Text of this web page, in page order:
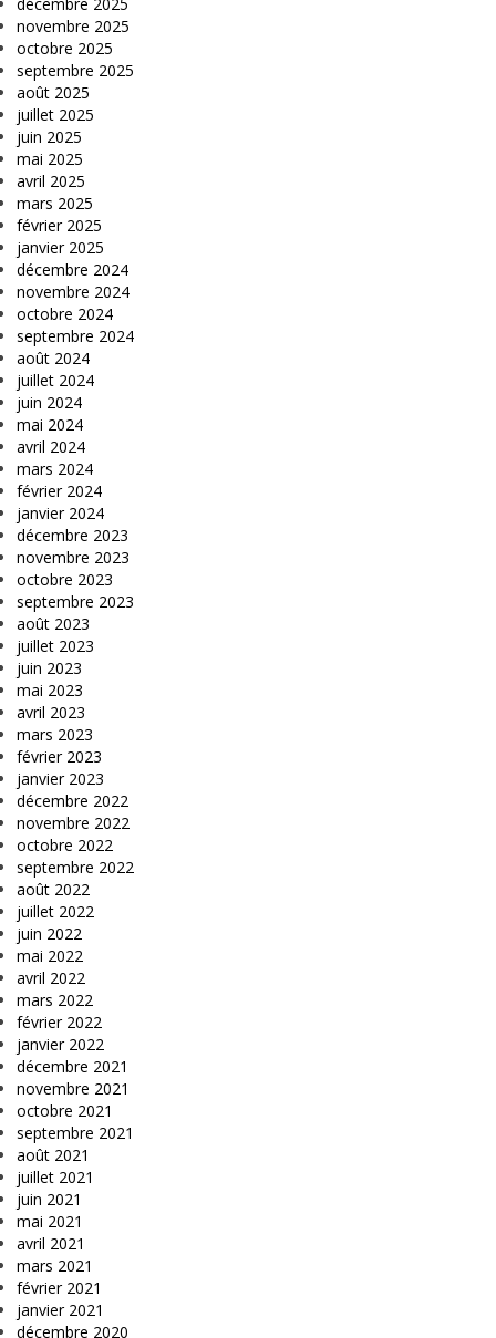
novembre 2025
octobre 2025
septembre 2025
août 2025
juillet 2025
juin 2025
mai 2025
avril 2025
mars 2025
février 2025
janvier 2025
décembre 2024
novembre 2024
octobre 2024
septembre 2024
août 2024
juillet 2024
juin 2024
mai 2024
avril 2024
mars 2024
février 2024
janvier 2024
décembre 2023
novembre 2023
octobre 2023
septembre 2023
août 2023
juillet 2023
juin 2023
mai 2023
avril 2023
mars 2023
février 2023
janvier 2023
décembre 2022
novembre 2022
octobre 2022
septembre 2022
août 2022
juillet 2022
juin 2022
mai 2022
avril 2022
mars 2022
février 2022
janvier 2022
décembre 2021
novembre 2021
octobre 2021
septembre 2021
août 2021
juillet 2021
juin 2021
mai 2021
avril 2021
mars 2021
février 2021
janvier 2021
décembre 2020